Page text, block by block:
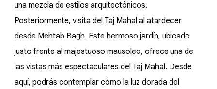
una mezcla de estilos arquitectónicos.
Posteriormente, visita del Taj Mahal al atardecer
desde Mehtab Bagh. Este hermoso jardín, ubicado
justo frente al majestuoso mausoleo, ofrece una de
las vistas más espectaculares del Taj Mahal. Desde
aquí, podrás contemplar cómo la luz dorada del